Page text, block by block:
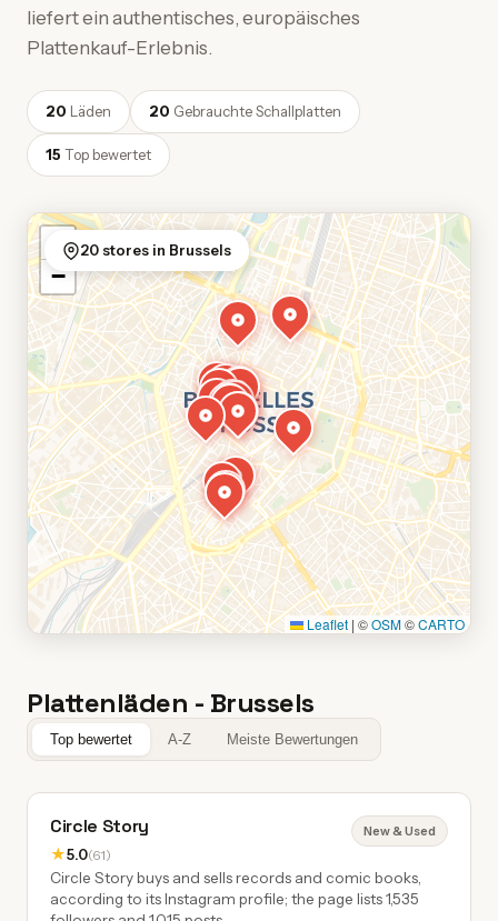
liefert ein authentisches, europäisches
Plattenkauf-Erlebnis.
20 Läden 20 Gebrauchte Schallplatten
15 Top bewertet
+
−
Leaflet | ©OSM©CARTO
20 stores in Brussels
Plattenläden - Brussels
Top bewertet A-Z Meiste Bewertungen
Circle Story
★5.0(61)
New & Used
Circle Story buys and sells records and comic books,
according to its Instagram profile; the page lists 1,535